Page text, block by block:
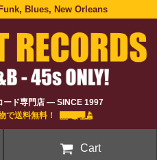
Blues, New Orleans
ード専門店 — SINCE 1997
で送料無料！
Cart